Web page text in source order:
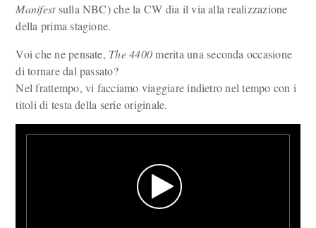
Manifestsulla NBC) che la CW dia il via alla realizzazione
della prima stagione.
Voi che ne pensate, The 4400merita una seconda occasione
di tornare dal passato?
Nel frattempo, vi facciamo viaggiare indietro nel tempo con i
titoli di testa della serie originale.